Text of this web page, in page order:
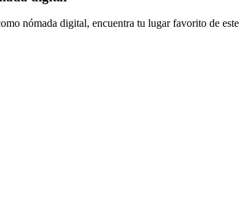
nómada digital, encuentra tu lugar favorito de